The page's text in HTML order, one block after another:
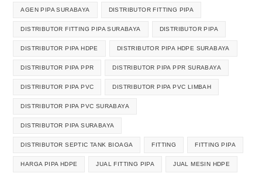
AGEN PIPA SURABAYA DISTRIBUTOR FITTING PIPA
DISTRIBUTOR FITTING PIPA SURABAYA DISTRIBUTOR PIPA
DISTRIBUTOR PIPA HDPE DISTRIBUTOR PIPA HDPE SURABAYA
DISTRIBUTOR PIPA PPR DISTRIBUTOR PIPA PPR SURABAYA
DISTRIBUTOR PIPA PVC DISTRIBUTOR PIPA PVC LIMBAH
DISTRIBUTOR PIPA PVC SURABAYA
DISTRIBUTOR PIPA SURABAYA
DISTRIBUTOR SEPTIC TANK BIOAGA FITTING FITTING PIPA
HARGA PIPA HDPE JUAL FITTING PIPA JUAL MESIN HDPE